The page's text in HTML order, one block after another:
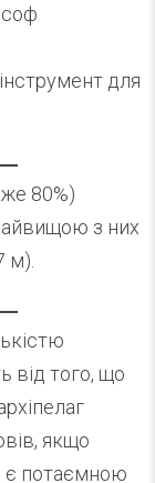
для
80%)
з них
м).
від того, що
якщо
є потаємною